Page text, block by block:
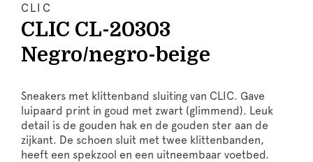
CLIC
CLIC CL-20303
Negro/negro-beige
Sneakers met klittenband sluiting van CLIC. Gave
luipaard print in goud met zwart (glimmend). Leuk
detail is de gouden hak en de gouden ster aan de
zijkant. De schoen sluit met twee klittenbanden,
heeft een spekzool en een uitneembaar voetbed.